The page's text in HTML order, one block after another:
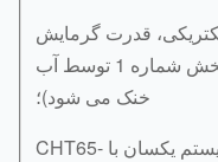
قدرت گرمایش
کل با حدود 24 کیلو وات (بخش شماره 1 توسط آب
خنک می شود)؛
سیستم خنک کننده آب: سیستم یکسان با CHT65-